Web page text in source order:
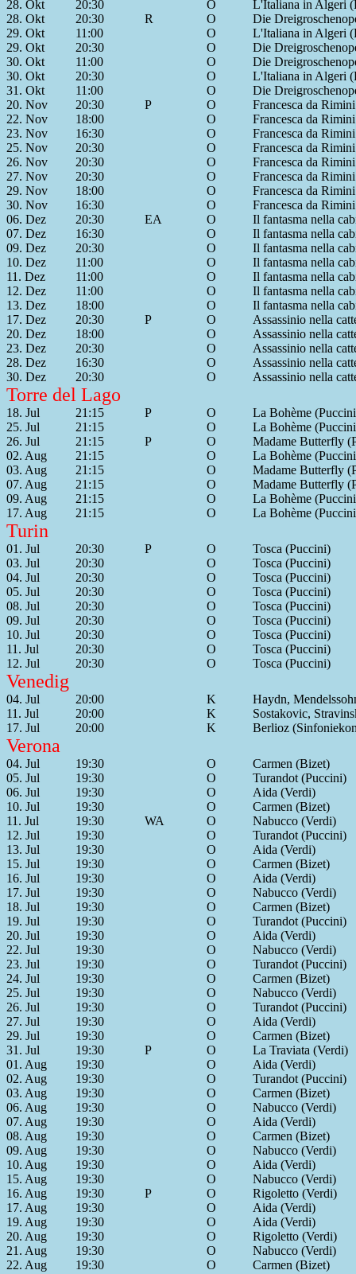
28. Okt
20:30 O
L'Italiana in Algeri
28. Okt
20:30 R O
Die
29. Okt
11:00 O
L'Italiana in Algeri
29. Okt
20:30 O
Die
30. Okt
11:00 O
Die
30. Okt
20:30 O
L'Italiana in Algeri
31. Okt
11:00 O
Die
20. Nov
20:30 P O
Francesca da
22. Nov
18:00 O
Francesca da
23. Nov
16:30 O
Francesca da
25. Nov
20:30 O
Francesca da
26. Nov
20:30 O
Francesca da
27. Nov
20:30 O
Francesca da
29. Nov
18:00 O
Francesca da
30. Nov
16:30 O
Francesca da
06. Dez
20:30 EA O
Il fantasma nella
07. Dez
16:30 O
Il fantasma nella
09. Dez
20:30 O
Il fantasma nella
10. Dez
11:00 O
Il fantasma nella
11. Dez
11:00 O
Il fantasma nella
12. Dez
11:00 O
Il fantasma nella
13. Dez
18:00 O
Il fantasma nella
17. Dez
20:30 P O
Assassinio nella
20. Dez
18:00 O
Assassinio nella
23. Dez
20:30 O
Assassinio nella
28. Dez
16:30 O
Assassinio nella
30. Dez
20:30 O Assassinio nella
Torre del Lago
18. Jul 21:15 P O
La Bohème
25. Jul
21:15 O
La Bohème
26. Jul
21:15 P O
Madame Butterfly
02. Aug
21:15 O
La Bohème
03. Aug
21:15 O
Madame Butterfly
07. Aug
21:15 O
Madame Butterfly
09. Aug
21:15 O
La Bohème
17. Aug
21:15 O La Bohème
Turin
01. Jul 20:30 P O
Tosca (Puccini)
03. Jul
20:30 O
Tosca (Puccini)
04. Jul
20:30 O
Tosca (Puccini)
05. Jul
20:30 O
Tosca (Puccini)
08. Jul
20:30 O
Tosca (Puccini)
09. Jul
20:30 O
Tosca (Puccini)
10. Jul
20:30 O
Tosca (Puccini)
11. Jul
20:30 O
Tosca (Puccini)
12. Jul
20:30 O Tosca (Puccini)
Venedig
04. Jul 20:00 K
Haydn,
11. Jul
20:00 K
Sostakovic,
17. Jul
20:00 K Berlioz
Verona
04. Jul 19:30 O
Carmen (Bizet)
05. Jul
19:30 O
Turandot (Puccini)
06. Jul
19:30 O
Aida (Verdi)
10. Jul
19:30 O
Carmen (Bizet)
11. Jul
19:30 WA O
Nabucco (Verdi)
12. Jul
19:30 O
Turandot (Puccini)
13. Jul
19:30 O
Aida (Verdi)
15. Jul
19:30 O
Carmen (Bizet)
16. Jul
19:30 O
Aida (Verdi)
17. Jul
19:30 O
Nabucco (Verdi)
18. Jul
19:30 O
Carmen (Bizet)
19. Jul
19:30 O
Turandot (Puccini)
20. Jul
19:30 O
Aida (Verdi)
22. Jul
19:30 O
Nabucco (Verdi)
23. Jul
19:30 O
Turandot (Puccini)
24. Jul
19:30 O
Carmen (Bizet)
25. Jul
19:30 O
Nabucco (Verdi)
26. Jul
19:30 O
Turandot (Puccini)
27. Jul
19:30 O
Aida (Verdi)
29. Jul
19:30 O
Carmen (Bizet)
31. Jul
19:30 P O
La Traviata (Verdi)
01. Aug
19:30 O
Aida (Verdi)
02. Aug
19:30 O
Turandot (Puccini)
03. Aug
19:30 O
Carmen (Bizet)
06. Aug
19:30 O
Nabucco (Verdi)
07. Aug
19:30 O
Aida (Verdi)
08. Aug
19:30 O
Carmen (Bizet)
09. Aug
19:30 O
Nabucco (Verdi)
10. Aug
19:30 O
Aida (Verdi)
15. Aug
19:30 O
Nabucco (Verdi)
16. Aug
19:30 P O
Rigoletto (Verdi)
17. Aug
19:30 O
Aida (Verdi)
19. Aug
19:30 O
Aida (Verdi)
20. Aug
19:30 O
Rigoletto (Verdi)
21. Aug
19:30 O
Nabucco (Verdi)
22. Aug
19:30 O
Carmen (Bizet)